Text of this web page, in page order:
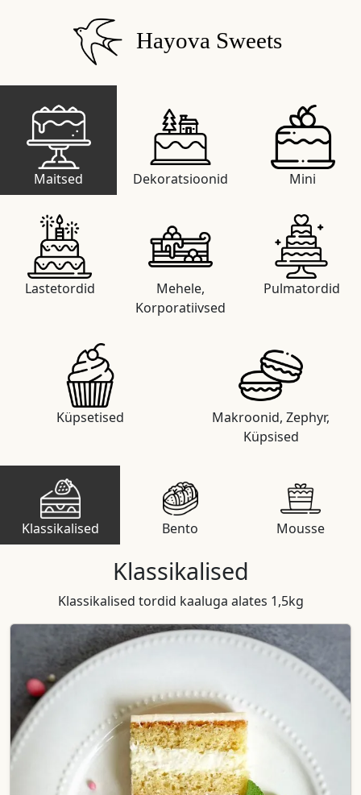
Hayova Sweets
Maitsed Dekoratsioonid Mini
Lastetordid
Mehele,
Korporatiivsed
Pulmatordid
Küpsetised
Makroonid, Zephyr,
Küpsised
Klassikalised Bento Mousse
Klassikalised
Klassikalised tordid kaaluga alates 1,5kg